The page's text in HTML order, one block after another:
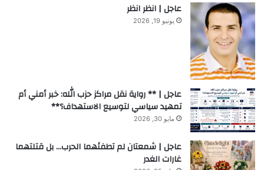
عاجل | انظر انظر
يونيو 19, 2026
عاجل | ** رواية نقل مراكز حزب الله: خبر أمني أم
تمهيد سياسي لتوسيع الاستهداف؟**
مايو 30, 2026
عاجل | شمعتان لم تطفئهما الحرب… بل قتلتهما
غارات الغدر